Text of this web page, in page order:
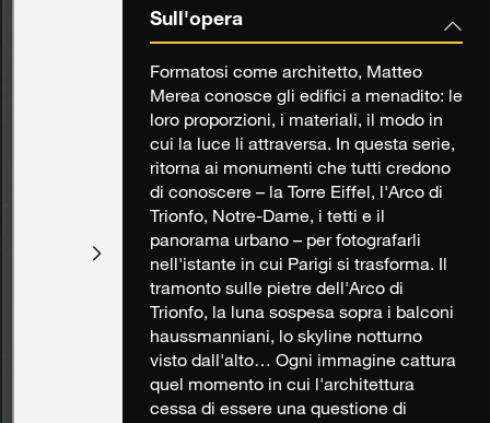
Sull'opera
Formatosi come architetto, Matteo
Merea conosce gli edifici a menadito: le
loro proporzioni, i materiali, il modo in
cui la luce li attraversa. In questa serie,
ritorna ai monumenti che tutti credono
di conoscere – la Torre Eiffel, l'Arco di
Trionfo, Notre-Dame, i tetti e il
panorama urbano – per fotografarli
nell'istante in cui Parigi si trasforma. Il
tramonto sulle pietre dell'Arco di
Trionfo, la luna sospesa sopra i balconi
haussmanniani, lo skyline notturno
visto dall'alto… Ogni immagine cattura
quel momento in cui l'architettura
cessa di essere una questione di